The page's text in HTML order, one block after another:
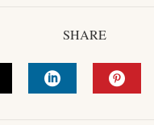
SHARE